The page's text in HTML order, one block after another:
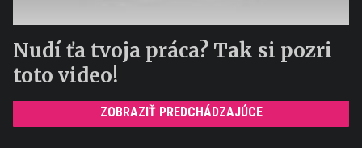
Nudí ťa tvoja práca? Tak si pozri
toto video!
ZOBRAZIŤ PREDCHÁDZAJÚCE